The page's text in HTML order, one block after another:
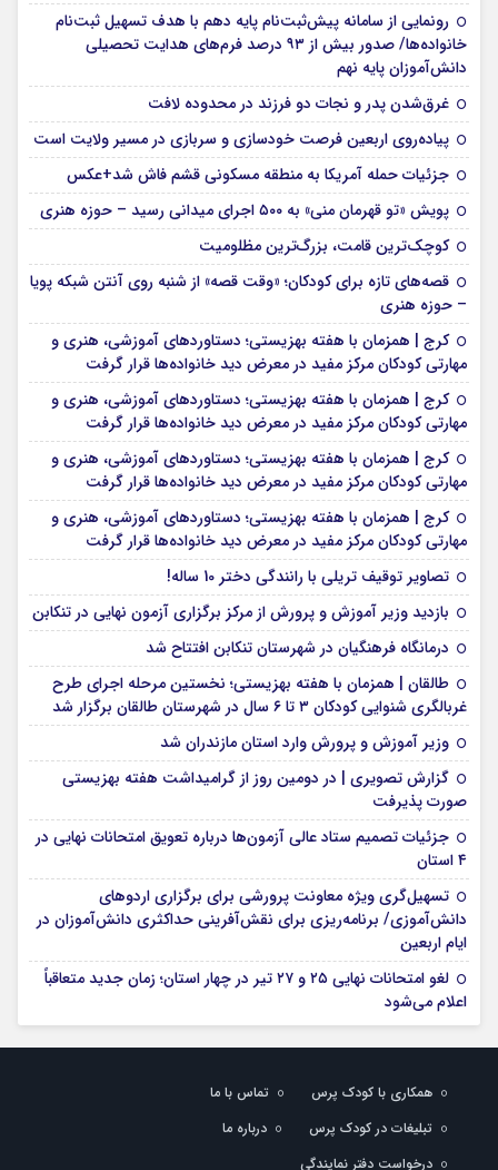
رونمایی از سامانه پیش‌ثبت‌نام پایه دهم با هدف تسهیل ثبت‌نام
خانواده‌ها/ صدور بیش از ۹۳ درصد فرم‌های هدایت تحصیلی
دانش‌آموزان پایه نهم
غرق‌شدن پدر و نجات دو فرزند در محدوده لافت
پیاده‌روی اربعین فرصت خودسازی و سربازی در مسیر ولایت است
جزئیات حمله آمریکا به منطقه مسکونی قشم فاش شد+عکس
پویش «تو قهرمان منی» به ۵۰۰ اجرای میدانی رسید – حوزه هنری
کوچک‌ترین قامت، بزرگ‌ترین مظلومیت
قصه‌های تازه برای کودکان؛ «وقت قصه» از شنبه روی آنتن شبکه پویا
– حوزه هنری
کرج | همزمان با هفته بهزیستی؛ دستاوردهای آموزشی، هنری و
مهارتی کودکان مرکز مفید در معرض دید خانواده‌ها قرار گرفت
کرج | همزمان با هفته بهزیستی؛ دستاوردهای آموزشی، هنری و
مهارتی کودکان مرکز مفید در معرض دید خانواده‌ها قرار گرفت
کرج | همزمان با هفته بهزیستی؛ دستاوردهای آموزشی، هنری و
مهارتی کودکان مرکز مفید در معرض دید خانواده‌ها قرار گرفت
کرج | همزمان با هفته بهزیستی؛ دستاوردهای آموزشی، هنری و
مهارتی کودکان مرکز مفید در معرض دید خانواده‌ها قرار گرفت
تصاویر توقیف تریلی با رانندگی دختر 10 ساله!
بازدید وزیر آموزش و پرورش از مرکز برگزاری آزمون نهایی در تنکابن
درمانگاه فرهنگیان در شهرستان تنکابن افتتاح شد
طالقان | همزمان با هفته بهزیستی؛ نخستین مرحله اجرای طرح
غربالگری شنوایی کودکان ۳ تا ۶ سال در شهرستان طالقان برگزار شد
وزیر آموزش و پرورش وارد استان مازندران شد
گزارش تصویری | در دومین روز از گرامیداشت هفته بهزیستی
صورت پذیرفت
جزئیات تصمیم ستاد عالی آزمون‌ها درباره تعویق امتحانات نهایی در
۴ استان
تسهیل‌گری ویژه معاونت پرورشی برای برگزاری اردوهای
دانش‌آموزی/ برنامه‌ریزی برای نقش‌آفرینی حداکثری دانش‌آموزان در
ایام اربعین
لغو امتحانات نهایی ۲۵ و ۲۷ تیر در چهار استان؛ زمان جدید متعاقباً
اعلام می‌شود
همکاری با کودک پرس
تماس با ما
تبلیغات در کودک پرس
درباره ما
درخواست دفتر نمایندگی